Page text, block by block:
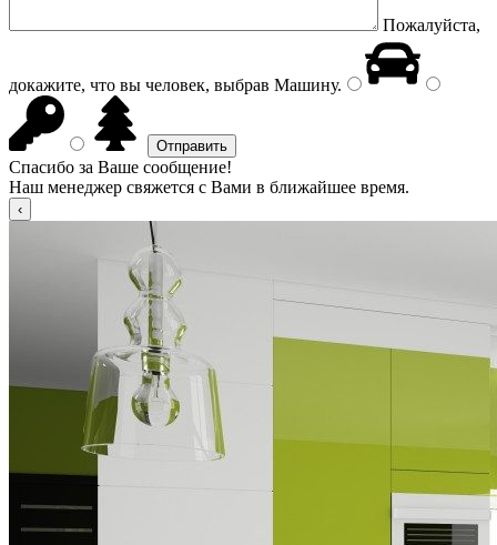
Пожалуйста,
докажите, что вы человек, выбрав Машину.
Спасибо за Ваше сообщение!
Наш менеджер свяжется с Вами в ближайшее время.